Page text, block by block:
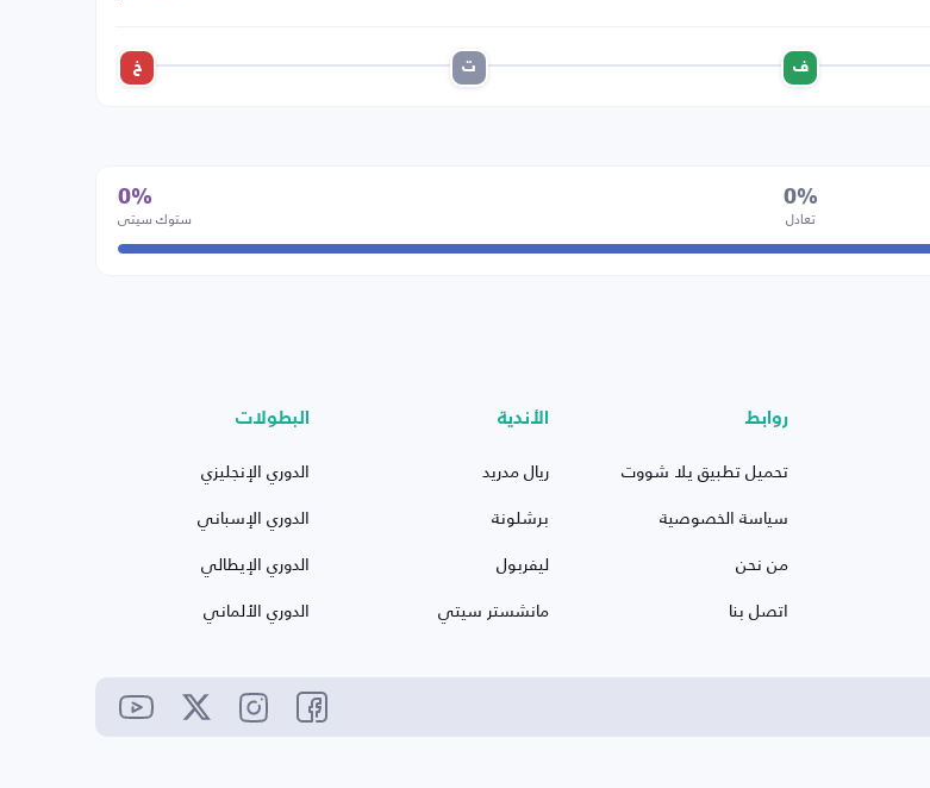
ف ت خ
0%
تعادل
0%
ستوك سيتي
روابط
تحميل تطبيق يلا شووت
سياسة الخصوصية
من نحن
اتصل بنا
الأندية
ريال مدريد
برشلونة
ليفربول
مانشستر سيتي
البطولات
الدوري الإنجليزي
الدوري الإسباني
الدوري الإيطالي
الدوري الألماني